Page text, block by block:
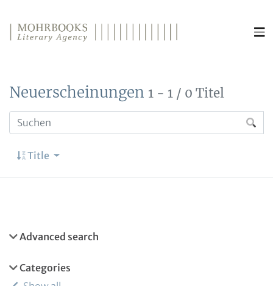
Neuerscheinungen 1 - 1 / 0 Titel
Title
Advanced search
Categories